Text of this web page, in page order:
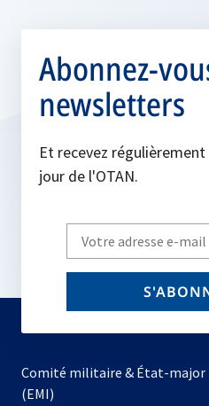
Abonnez-
newsletters
Et recevez régulièrement
jour de l'OTAN.
Write
your
email
Comité militaire & État-
(EMI)